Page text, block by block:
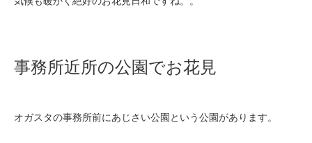
事務所近所の公園でお花見
オガスタの事務所前にあじさい公園という公園があります。